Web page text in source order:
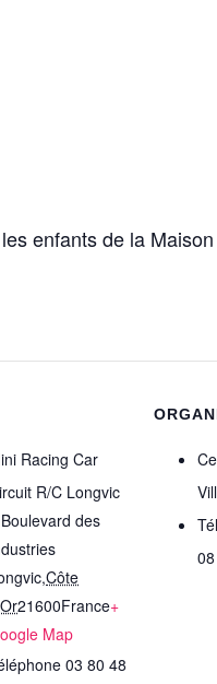
enfants de la
Racing Car
R/C Longvic
des
,Côte
21600France+
Map
03 80 48